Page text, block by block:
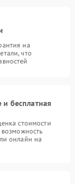
на
что
бесплатная
стоимости
онлайн на